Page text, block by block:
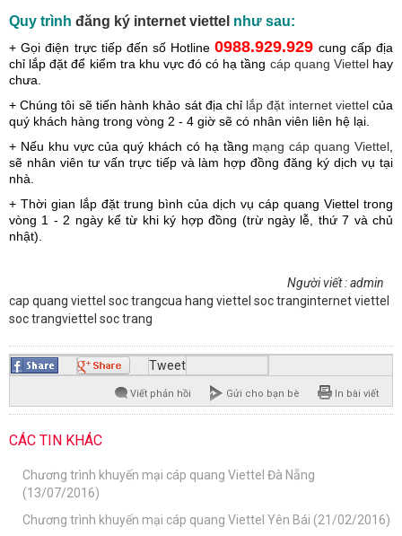
Quy trình đăng ký internet viettel như sau:
+ Gọi điện trực tiếp đến số Hotline0988.929.929 cung cấp địa
chỉ lắp đặt để kiểm tra khu vực đó có hạ tầng cáp quang Viettelhay
chưa.
+ Chúng tôi sẽ tiến hành khảo sát địa chỉ lắp đặt internet viettelcủa
quý khách hàng trong vòng 2 - 4 giờ sẽ có nhân viên liên hệ lại.
+ Nếu khu vực của quý khách có hạ tầng mạng cáp quang Viettel
sẽ nhân viên tư vấn trực tiếp và làm hợp đồng đăng ký dịch vụ tại
nhà.
+ Thời gian lắp đặt trung bình của dịch vụ cáp quang Viettel trong
vòng 1 - 2 ngày kể từ khi ký hợp đồng (trừ ngày lễ, thứ 7 và chủ
nhật).
Người viết : admin
cap quang viettel soc trangcua hang viettel soc tranginternet viettel
soc trangviettel soc trang
Tweet
Viết phản hồi Gửi cho bạn bè In bài viết
CÁC TIN KHÁC
Chương trình khuyến mại cáp quang Viettel Đà Nẵng
(13/07/2016)
Chương trình khuyến mại cáp quang Viettel Yên Bái (21/02/2016)